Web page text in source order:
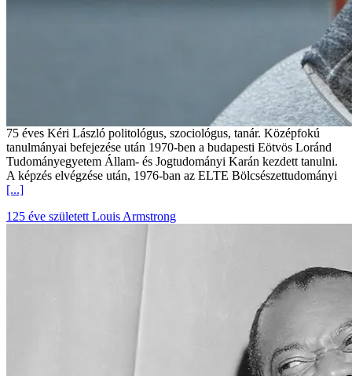
75 éves Kéri László politológus, szociológus, tanár. Középfokú
tanulmányai befejezése után 1970-ben a budapesti Eötvös Loránd
Tudományegyetem Állam- és Jogtudományi Karán kezdett tanulni.
A képzés elvégzése után, 1976-ban az ELTE Bölcsészettudományi
[...]
125 éve született Louis Armstrong